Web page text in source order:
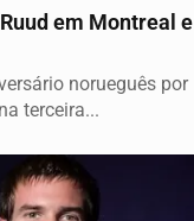
em Montreal e
norueguês por
terceira...